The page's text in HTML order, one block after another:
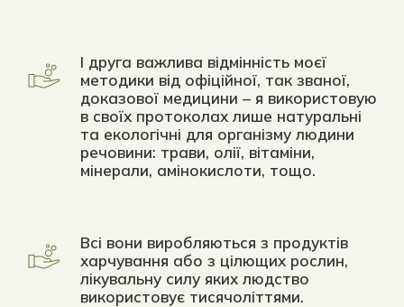
І друга важлива відмінність моєї
методики від офіційної, так званої,
доказової медицини – я використовую
в своїх протоколах лише натуральні
та екологічні для організму людини
речовини: трави, олії, вітаміни,
мінерали, амінокислоти, тощо.
Всі вони виробляються з продуктів
харчування або з цілющих рослин,
лікувальну силу яких людство
використовує тисячоліттями.